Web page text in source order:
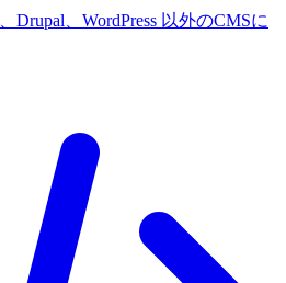
Drupal、WordPress 以外のCMSに